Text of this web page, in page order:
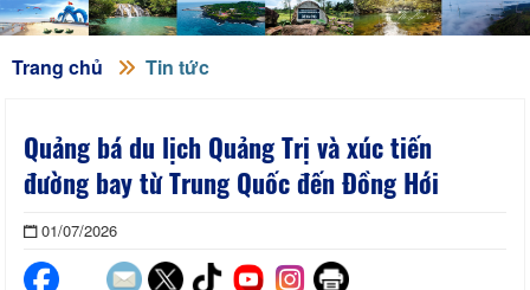
Trang chủ Tin tức
Quảng bá du lịch Quảng Trị và xúc tiến
đường bay từ Trung Quốc đến Đồng Hới
01/07/2026